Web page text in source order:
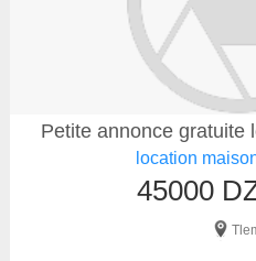
Petite annonce gratuite
location
45000